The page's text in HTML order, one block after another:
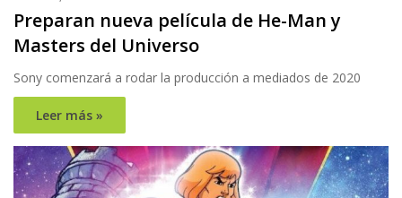
Preparan nueva película de He-Man y
Masters del Universo
Sony comenzará a rodar la producción a mediados de 2020
Leer más »